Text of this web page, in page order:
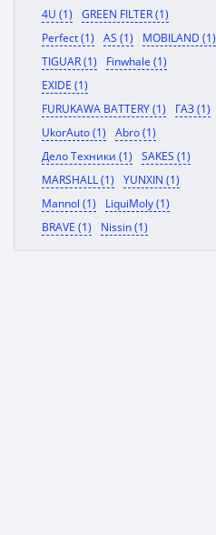
4U (1)
GREEN FILTER (1)
Perfect (1)
AS (1)
MOBILAND (1)
TIGUAR (1)
Finwhale (1)
EXIDE (1)
FURUKAWA BATTERY (1)
ГАЗ (1)
UkorAuto (1)
Abro (1)
Дело Техники (1)
SAKES (1)
MARSHALL (1)
YUNXIN (1)
Mannol (1)
LiquiMoly (1)
BRAVE (1)
Nissin (1)